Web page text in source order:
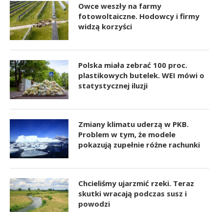
Owce weszły na farmy
fotowoltaiczne. Hodowcy i firmy
widzą korzyści
Polska miała zebrać 100 proc.
plastikowych butelek. WEI mówi o
statystycznej iluzji
Zmiany klimatu uderzą w PKB.
Problem w tym, że modele
pokazują zupełnie różne rachunki
Chcieliśmy ujarzmić rzeki. Teraz
skutki wracają podczas susz i
powodzi